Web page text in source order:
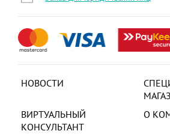
НОВОСТИ
ВИРТУАЛЬНЫЙ
КОНСУЛЬТАНТ
О